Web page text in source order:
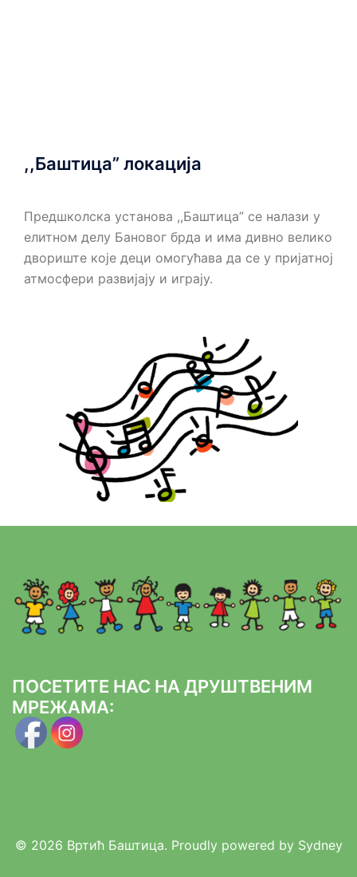
,,Баштица” локација
Предшколска установа ,,Баштица” се налази у
елитном делу Бановог брда и има дивно велико
двориште које деци омогућава да се у пријатној
атмосфери развијају и играју.
ПОСЕТИТЕ НАС НА ДРУШТВЕНИМ
МРЕЖАМА:
© 2026 Вртић Баштица. Proudly powered by Sydney